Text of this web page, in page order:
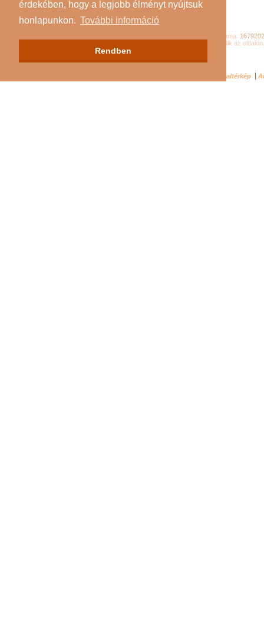
érdekében, hogy a legjobb élményt nyújtsuk
honlapunkon. További információ
Rendben
Összes látogató száma: 1679202
látogató tartózkodik az oldalon.
Oldaltérkép